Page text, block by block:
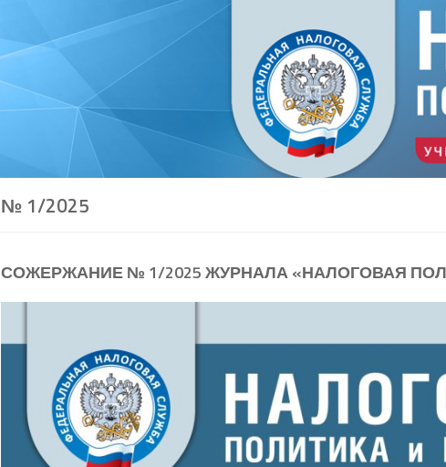
№ 1/2025
СОЖЕРЖАНИЕ № 1/2025 ЖУРНАЛА «НАЛОГОВАЯ